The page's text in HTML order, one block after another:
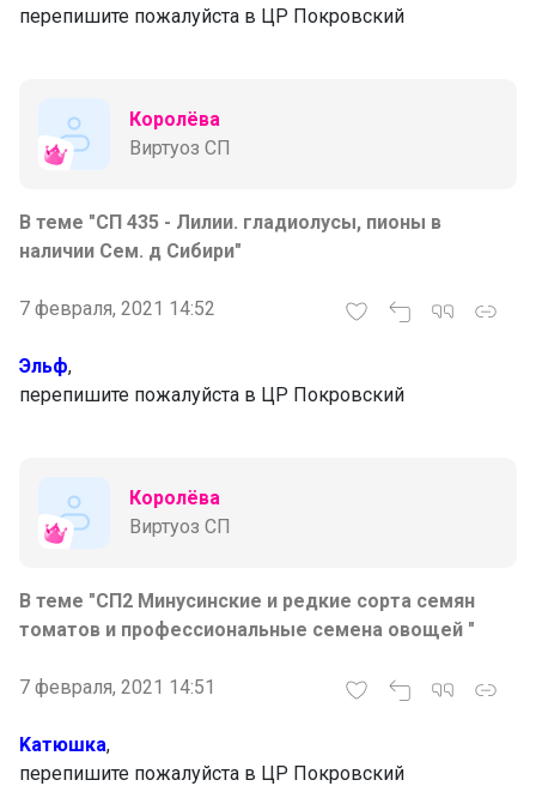
перепишите пожалуйста в ЦР Покровский
Королёва
Виртуоз СП
В теме "СП 435 - Лилии. гладиолусы, пионы в
наличии Сем. д Сибири"
7 февраля, 2021 14:52
Эльф,
перепишите пожалуйста в ЦР Покровский
Королёва
Виртуоз СП
В теме "СП2 Минусинские и редкие сорта семян
томатов и профессиональные семена овощей "
7 февраля, 2021 14:51
Kaтюшка,
перепишите пожалуйста в ЦР Покровский